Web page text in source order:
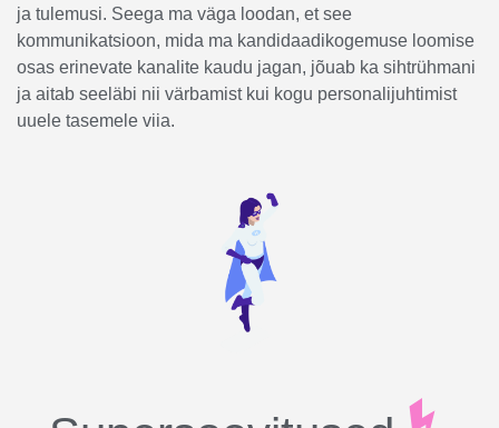
ja tulemusi. Seega ma väga loodan, et see
kommunikatsioon, mida ma kandidaadikogemuse loomise
osas erinevate kanalite kaudu jagan, jõuab ka sihtrühmani
ja aitab seeläbi nii värbamist kui kogu personalijuhtimist
uuele tasemele viia.